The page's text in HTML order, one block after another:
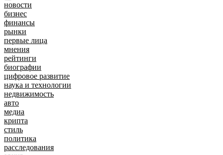
новости
бизнес
финансы
рынки
первые лица
мнения
рейтинги
биографии
цифровое развитие
наука и технологии
недвижимость
авто
медиа
крипта
стиль
политика
расследования